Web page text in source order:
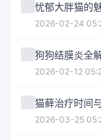
忧郁大胖猫的
2026-02-24
狗狗结膜炎全
2026-02-12
猫藓治疗时间
2026-03-25